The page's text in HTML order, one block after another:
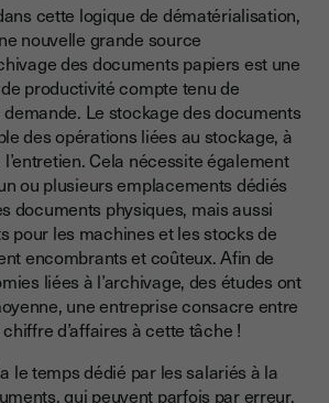
cette logique de dématérialisation,
nouvelle grande source
des documents papiers est une
productivité compte tenu de
demande. Le stockage des documents
des opérations liées au stockage, à
Cela nécessite également
ou plusieurs emplacements dédiés
documents physiques, mais aussi
pour les machines et les stocks de
encombrants et coûteux. Afin de
liées à l’archivage, des études ont
une entreprise consacre entre
d’affaires à cette tâche !
le temps dédié par les salariés à la
qui peuvent parfois par erreur,